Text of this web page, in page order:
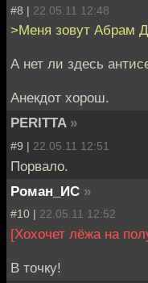
#8 | 22.05.11 12:48
>Меня зовут Абрам
А нет ли здесь
Анекдот хорош.
PERITTA »
#9 | 22.05.11 12:51
Порвало.
Роман_ИС »
#10 | 22.05.11 12:52
[Хохочет лёжа на
В точку!